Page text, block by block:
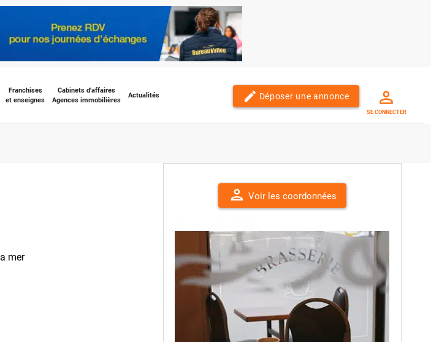
Franchises
et enseignes
Cabinets d'affaires
Agences immobilières
Actualités edit Déposer une annonce
SE CONNECTER
mer
person Voir les coordonnées